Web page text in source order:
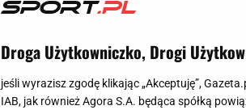
Droga Użytkowniczko, Drogi
jeśli wyrazisz zgodę klikając „Akceptuję”,
IAB, jak również Agora S.A. będąca spółką